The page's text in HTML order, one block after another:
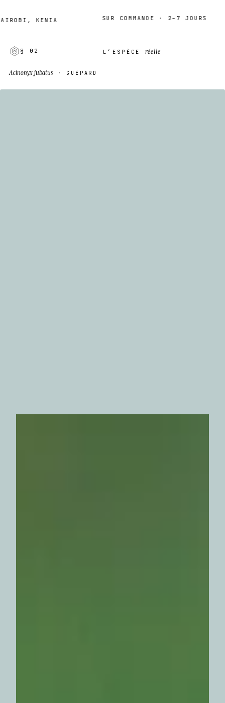
KENIA SUR COMMANDE · 2–7 JOURS
§ 02 L’ESPÈCEréelle
Acinonyx jubatus · GUÉPARD